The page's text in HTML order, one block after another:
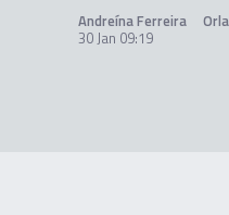
Andreína Ferreira
30 Jan 09:19